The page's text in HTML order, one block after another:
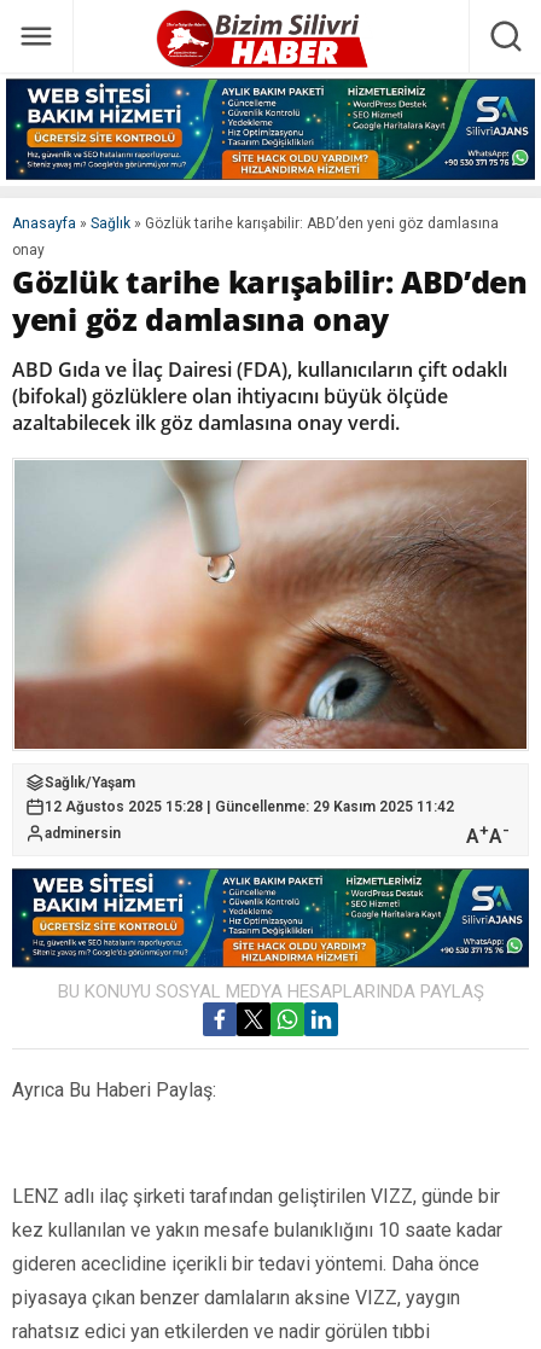
Anasayfa » Sağlık » Gözlük tarihe karışabilir: ABD’den yeni göz damlasına
onay
Gözlük tarihe karışabilir: ABD’den
yeni göz damlasına onay
ABD Gıda ve İlaç Dairesi (FDA), kullanıcıların çift odaklı
(bifokal) gözlüklere olan ihtiyacını büyük ölçüde
azaltabilecek ilk göz damlasına onay verdi.
Sağlık/Yaşam
12 Ağustos 2025 15:28 | Güncellenme: 29 Kasım 2025 11:42
adminersin
A+A-
BU KONUYU SOSYAL MEDYA HESAPLARINDA PAYLAŞ
Ayrıca Bu Haberi Paylaş:
LENZ adlı ilaç şirketi tarafından geliştirilen VIZZ, günde bir
kez kullanılan ve yakın mesafe bulanıklığını 10 saate kadar
gideren aceclidine içerikli bir tedavi yöntemi. Daha önce
piyasaya çıkan benzer damlaların aksine VIZZ, yaygın
rahatsız edici yan etkilerden ve nadir görülen tıbbi